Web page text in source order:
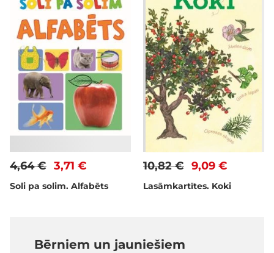
3,71 €
4,64 €
Soli pa solim. Alfabēts
9,09 €
10,82 €
Lasāmkartītes. Koki
Bērniem un jauniešiem